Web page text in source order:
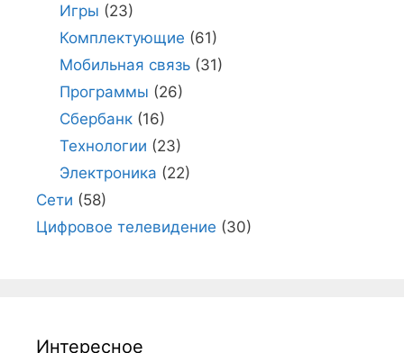
Игры (23)
Комплектующие (61)
Мобильная связь(31)
Программы (26)
Сбербанк(16)
Технологии (23)
Электроника (22)
Сети (58)
Цифровое телевидение (30)
Интересное